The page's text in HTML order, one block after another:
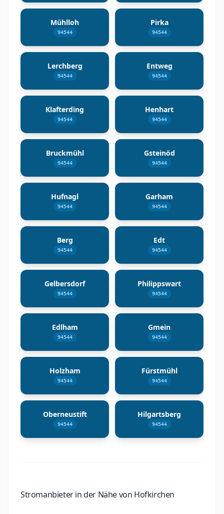
Mühlloh
94544
Pirka
94544
Lerchberg
94544
Entweg
94544
Klafterding
94544
Henhart
94544
Bruckmühl
94544
Gsteinöd
94544
Hufnagl
94544
Garham
94544
Berg
94544
Edt
94544
Gelbersdorf
94544
Philippswart
94544
Edlham
94544
Gmein
94544
Holzham
94544
Fürstmühl
94544
Oberneustift
94544
Hilgartsberg
94544
Stromanbieter in der Nähe von Hofkirchen